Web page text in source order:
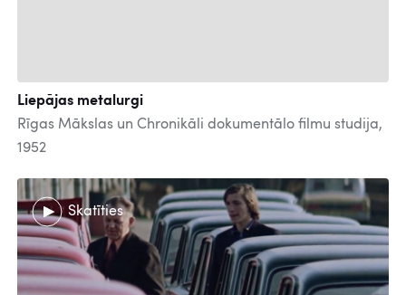
Liepājas metalurgi
Rīgas Mākslas un Chronikāli dokumentālo filmu studija,
1952
Skatīties